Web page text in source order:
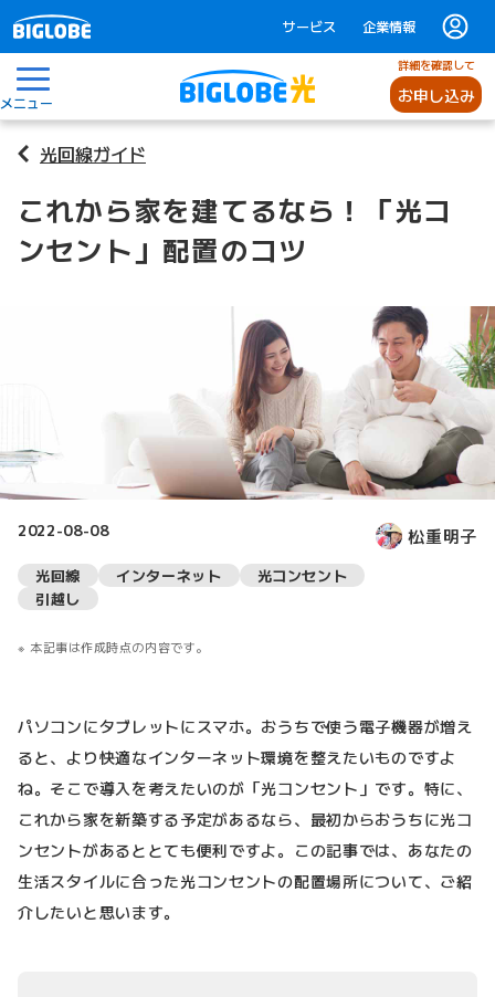
サービス 企業情報
メニュー
詳細を確認して
お申し込み
光回線ガイド
これから家を建てるなら！「光コ
ンセント」配置のコツ
2022-08-08 松重明子
光回線 インターネット
光コンセント
引越し
本記事は作成時点の内容です。
パソコンにタブレットにスマホ。おうちで使う電子機器が増え
ると、より快適なインターネット環境を整えたいものですよ
ね。そこで導入を考えたいのが「光コンセント」です。特に、
これから家を新築する予定があるなら、最初からおうちに光コ
ンセントがあるととても便利ですよ。この記事では、あなたの
生活スタイルに合った光コンセントの配置場所について、ご紹
介したいと思います。